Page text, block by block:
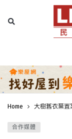
Home 大樹舊衣棄置
合作媒體